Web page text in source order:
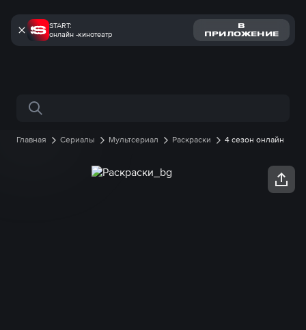
START:
онлайн -кинотеатр
В
ПРИЛОЖЕНИЕ
Поиск по сайту
Главная Сериалы Мультсериал Раскраски 4 сезон онлайн